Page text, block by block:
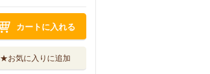
カートに入れる
★お気に入りに追加